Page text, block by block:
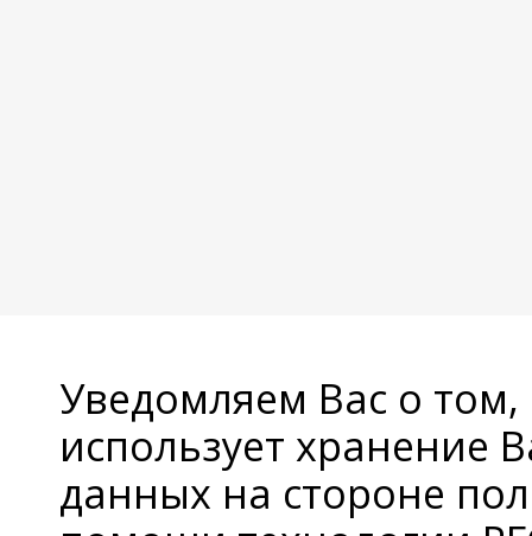
Уведомляем Вас о
использует хранение
данных на стороне